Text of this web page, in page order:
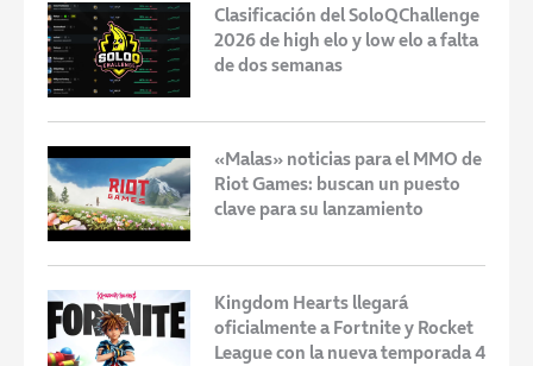
Clasificación del SoloQChallenge
2026 de high elo y low elo a falta
de dos semanas
«Malas» noticias para el MMO de
Riot Games: buscan un puesto
clave para su lanzamiento
Kingdom Hearts llegará
oficialmente a Fortnite y Rocket
League con la nueva temporada 4